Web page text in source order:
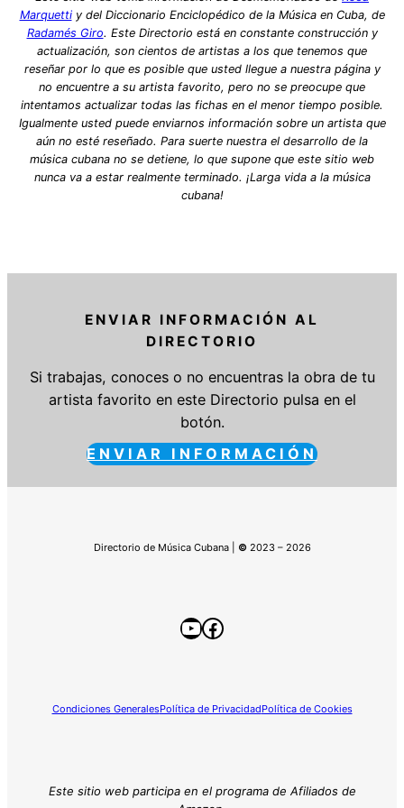
Marquettiy del Diccionario Enciclopédico de la Música en Cuba, de
Radamés Giro. Este Directorio está en constante construcción y
actualización, son cientos de artistas a los que tenemos que
reseñar por lo que es posible que usted llegue a nuestra página y
no encuentre a su artista favorito, pero no se preocupe que
intentamos actualizar todas las fichas en el menor tiempo posible.
Igualmente usted puede enviarnos información sobre un artista que
aún no esté reseñado. Para suerte nuestra el desarrollo de la
música cubana no se detiene, lo que supone que este sitio web
nunca va a estar realmente terminado. ¡Larga vida a la música
cubana!
ENVIAR INFORMACIÓN AL
DIRECTORIO
Si trabajas, conoces o no encuentras la obra de tu
artista favorito en este Directorio pulsa en el
botón.
ENVIAR INFORMACIÓN
Directorio de Música Cubana | © 2023 – 2026
YouTube
Facebook
Condiciones GeneralesPolítica de PrivacidadPolítica de Cookies
Este sitio web participa en el programa de Afiliados de